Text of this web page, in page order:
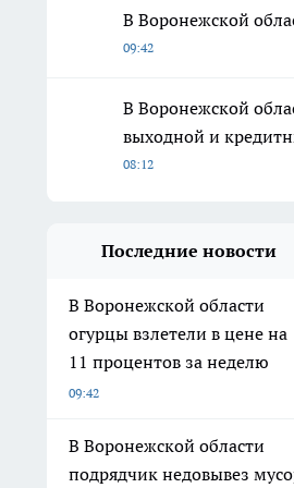
В Воронежской
09:42
В Воронежской
выходной и
08:12
Последние новости
В Воронежской области
огурцы взлетели в цене на
11 процентов за неделю
09:42
В Воронежской области
подрядчик недовывез